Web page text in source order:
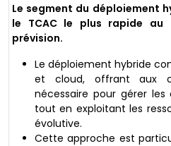
Le segment du déploiement
le TCAC le plus rapide
prévision.
Le déploiement hybride
et cloud, offrant aux
nécessaire pour gérer les
tout en exploitant les
évolutive.
Cette approche est